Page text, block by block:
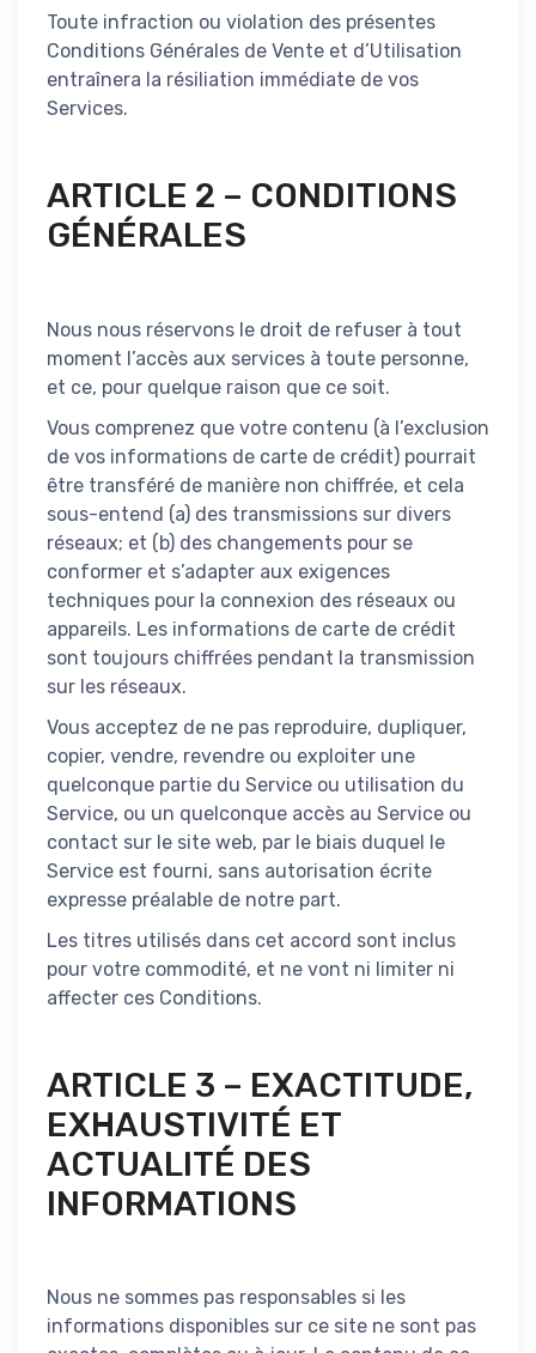
Toute infraction ou violation des présentes
Conditions Générales de Vente et d’Utilisation
entraînera la résiliation immédiate de vos
Services.
ARTICLE 2 – CONDITIONS
GÉNÉRALES
Nous nous réservons le droit de refuser à tout
moment l’accès aux services à toute personne,
et ce, pour quelque raison que ce soit.
Vous comprenez que votre contenu (à l’exclusion
de vos informations de carte de crédit) pourrait
être transféré de manière non chiffrée, et cela
sous-entend (a) des transmissions sur divers
réseaux; et (b) des changements pour se
conformer et s’adapter aux exigences
techniques pour la connexion des réseaux ou
appareils. Les informations de carte de crédit
sont toujours chiffrées pendant la transmission
sur les réseaux.
Vous acceptez de ne pas reproduire, dupliquer,
copier, vendre, revendre ou exploiter une
quelconque partie du Service ou utilisation du
Service, ou un quelconque accès au Service ou
contact sur le site web, par le biais duquel le
Service est fourni, sans autorisation écrite
expresse préalable de notre part.
Les titres utilisés dans cet accord sont inclus
pour votre commodité, et ne vont ni limiter ni
affecter ces Conditions.
ARTICLE 3 – EXACTITUDE,
EXHAUSTIVITÉ ET
ACTUALITÉ DES
INFORMATIONS
Nous ne sommes pas responsables si les
informations disponibles sur ce site ne sont pas